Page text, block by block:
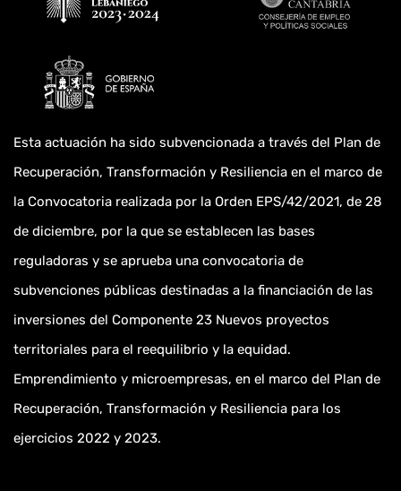
Esta actuación ha sido subvencionada a través del Plan de
Recuperación, Transformación y Resiliencia en el marco de
la Convocatoria realizada por la Orden EPS/42/2021, de 28
de diciembre, por la que se establecen las bases
reguladoras y se aprueba una convocatoria de
subvenciones públicas destinadas a la financiación de las
inversiones del Componente 23 Nuevos proyectos
territoriales para el reequilibrio y la equidad.
Emprendimiento y microempresas, en el marco del Plan de
Recuperación, Transformación y Resiliencia para los
ejercicios 2022 y 2023.